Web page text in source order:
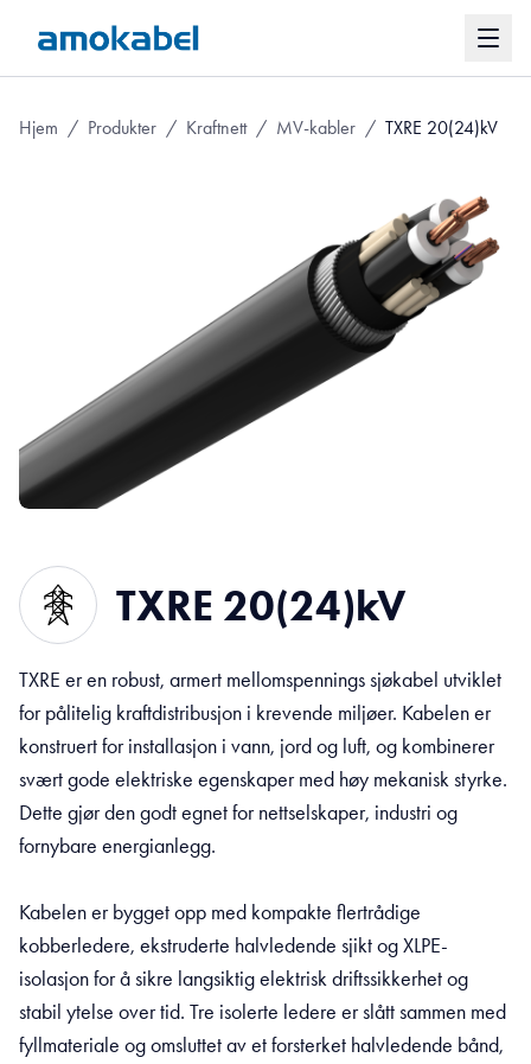
Hjem / Produkter / Kraftnett / MV-kabler / TXRE 20(24)kV
TXRE 20(24)kV
TXRE er en robust, armert mellomspennings sjøkabel utviklet
for pålitelig kraftdistribusjon i krevende miljøer. Kabelen er
konstruert for installasjon i vann, jord og luft, og kombinerer
svært gode elektriske egenskaper med høy mekanisk styrke.
Dette gjør den godt egnet for nettselskaper, industri og
fornybare energianlegg.
Kabelen er bygget opp med kompakte flertrådige
kobberledere, ekstruderte halvledende sjikt og XLPE-
isolasjon for å sikre langsiktig elektrisk driftssikkerhet og
stabil ytelse over tid. Tre isolerte ledere er slått sammen med
fyllmateriale og omsluttet av et forsterket halvledende bånd,